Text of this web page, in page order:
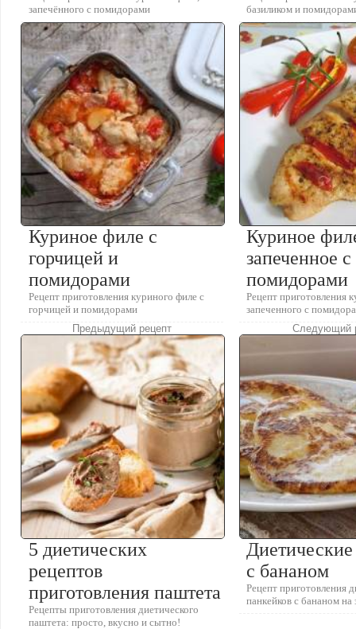
запечённого с помидорами
базиликом и
Куриное филе с
горчицей и
помидорами
Рецепт приготовления куриного филе с
горчицей и помидорами
Куриное
запеченное с
помидорами
Рецепт приготовления
запеченного с
Предыдущий рецепт
5 диетических
рецептов
приготовления паштета
Рецепты приготовления диетического
паштета: просто, вкусно и сытно!
Следующий
с бананом
Рецепт приготовления
панкейков с бананом на